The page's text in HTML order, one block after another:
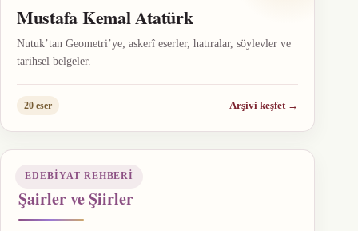
Mustafa Kemal Atatürk
Nutuk’tan Geometri’ye; askerî eserler, hatıralar, söylevler ve
tarihsel belgeler.
20 eser Arşivi keşfet →
EDEBIYAT REHBERI
Şairler ve Şiirler